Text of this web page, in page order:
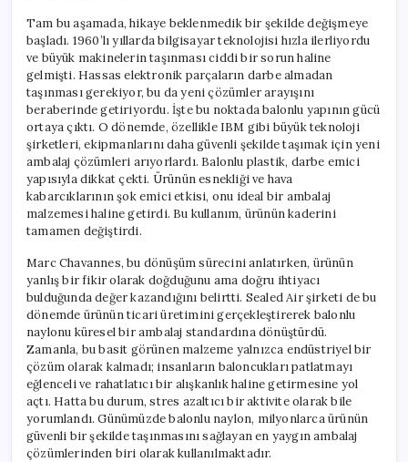
Tam bu aşamada, hikaye beklenmedik bir şekilde değişmeye
başladı. 1960’lı yıllarda bilgisayar teknolojisi hızla ilerliyordu
ve büyük makinelerin taşınması ciddi bir sorun haline
gelmişti. Hassas elektronik parçaların darbe almadan
taşınması gerekiyor, bu da yeni çözümler arayışını
beraberinde getiriyordu. İşte bu noktada balonlu yapının gücü
ortaya çıktı. O dönemde, özellikle IBM gibi büyük teknoloji
şirketleri, ekipmanlarını daha güvenli şekilde taşımak için yeni
ambalaj çözümleri arıyorlardı. Balonlu plastik, darbe emici
yapısıyla dikkat çekti. Ürünün esnekliği ve hava
kabarcıklarının şok emici etkisi, onu ideal bir ambalaj
malzemesi haline getirdi. Bu kullanım, ürünün kaderini
tamamen değiştirdi.
Marc Chavannes, bu dönüşüm sürecini anlatırken, ürünün
yanlış bir fikir olarak doğduğunu ama doğru ihtiyacı
bulduğunda değer kazandığını belirtti. Sealed Air şirketi de bu
dönemde ürünün ticari üretimini gerçekleştirerek balonlu
naylonu küresel bir ambalaj standardına dönüştürdü.
Zamanla, bu basit görünen malzeme yalnızca endüstriyel bir
çözüm olarak kalmadı; insanların baloncukları patlatmayı
eğlenceli ve rahatlatıcı bir alışkanlık haline getirmesine yol
açtı. Hatta bu durum, stres azaltıcı bir aktivite olarak bile
yorumlandı. Günümüzde balonlu naylon, milyonlarca ürünün
güvenli bir şekilde taşınmasını sağlayan en yaygın ambalaj
çözümlerinden biri olarak kullanılmaktadır.